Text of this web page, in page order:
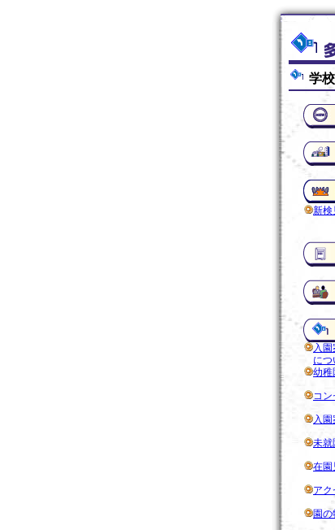
学
新検
入
につ
幼稚
コン
入園
未就
在園
アク
園